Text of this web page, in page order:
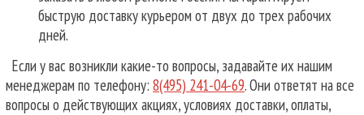
быструю доставку курьером от двух до трех рабочих
дней.
Если у вас возникли какие-то вопросы, задавайте их нашим
менеджерам по телефону: 8(495) 241-04-69. Они ответят на все
вопросы о действующих акциях, условиях доставки, оплаты,